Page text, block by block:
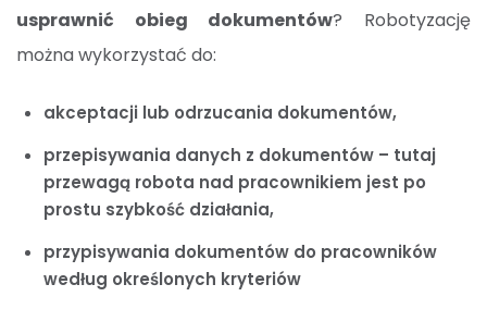
usprawnić obieg dokumentów? Robotyzację
można wykorzystać do:
akceptacji lub odrzucania dokumentów,
przepisywania danych z dokumentów – tutaj
przewagą robota nad pracownikiem jest po
prostu szybkość działania,
przypisywania dokumentów do pracowników
według określonych kryteriów